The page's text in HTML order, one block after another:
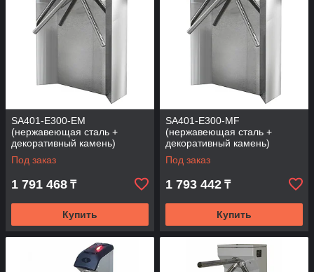
SA401-Е300-ЕМ
(нержавеющая сталь +
декоративный камень)
Электромеханический
турникет (трипод)
Под заказ
1 791 468 ₸
Купить
SA401-Е300-MF
(нержавеющая сталь +
декоративный камень)
Электромеханический
турникет (трипод)
Под заказ
1 793 442 ₸
Купить